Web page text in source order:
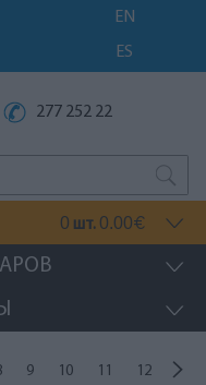
EN
ES
277 252 22
0 шт. 0.00€
9 10 11 12